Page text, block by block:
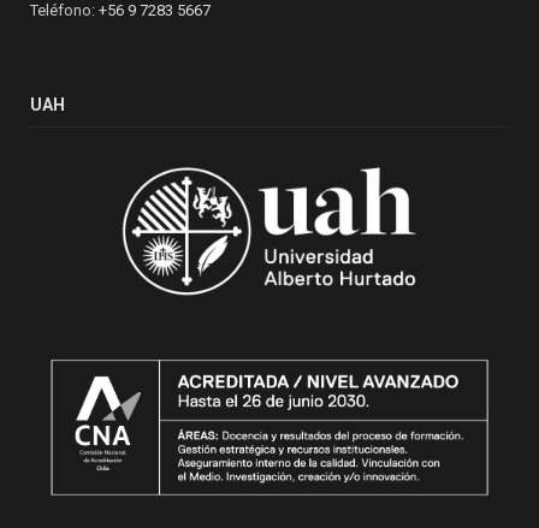
Teléfono: +56 9 7283 5667
UAH